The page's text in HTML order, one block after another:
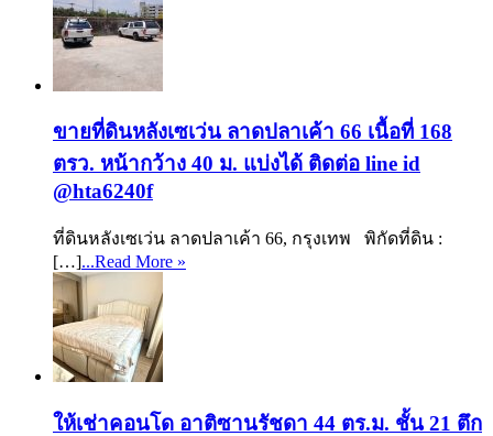
ขายที่ดินหลังเซเว่น ลาดปลาเค้า 66 เนื้อที่ 168
ตรว. หน้ากว้าง 40 ม. แบ่งได้ ติดต่อ line id
@hta6240f
ที่ดินหลังเซเว่น ลาดปลาเค้า 66, กรุงเทพ พิกัดที่ดิน :
[…]...Read More »
ให้เช่าคอนโด อาติซานรัชดา 44 ตร.ม. ชั้น 21 ตึก